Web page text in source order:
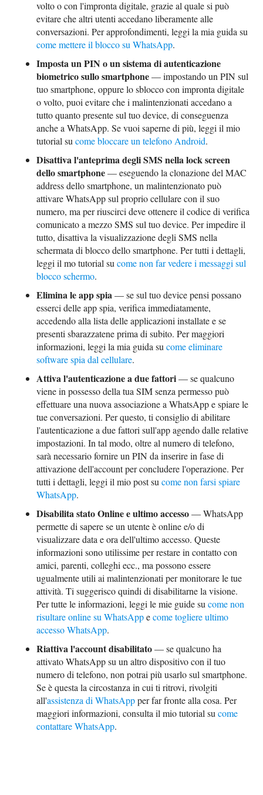
volto o con l'impronta digitale, grazie al quale si può
evitare che altri utenti accedano liberamente alle
conversazioni. Per approfondimenti, leggi la mia guida su
come mettere il blocco su WhatsApp.
Imposta un PIN o un sistema di autenticazione
biometrico sullo smartphone— impostando un PIN sul
tuo smartphone, oppure lo sblocco con impronta digitale
o volto, puoi evitare che i malintenzionati accedano a
tutto quanto presente sul tuo device, di conseguenza
anche a WhatsApp. Se vuoi saperne di più, leggi il mio
tutorial sucome bloccare un telefono Android.
Disattiva l'anteprima degli SMS nella lock screen
dello smartphone— eseguendo la clonazione del MAC
address dello smartphone, un malintenzionato può
attivare WhatsApp sul proprio cellulare con il suo
numero, ma per riuscirci deve ottenere il codice di verifica
comunicato a mezzo SMS sul tuo device. Per impedire il
tutto, disattiva la visualizzazione degli SMS nella
schermata di blocco dello smartphone. Per tutti i dettagli,
leggi il mo tutorial sucome non far vedere i messaggi sul
blocco schermo.
Elimina le app spia— se sul tuo device pensi possano
esserci delle app spia, verifica immediatamente,
accedendo alla lista delle applicazioni installate e se
presenti sbarazzatene prima di subito. Per maggiori
informazioni, leggi la mia guida sucome eliminare
software spia dal cellulare.
Attiva l'autenticazione a due fattori— se qualcuno
viene in possesso della tua SIM senza permesso può
effettuare una nuova associazione a WhatsApp e spiare le
tue conversazioni. Per questo, ti consiglio di abilitare
l'autenticazione a due fattori sull'app agendo dalle relative
impostazioni. In tal modo, oltre al numero di telefono,
sarà necessario fornire un PIN da inserire in fase di
attivazione dell'account per concludere l'operazione. Per
tutti i dettagli, leggi il mio post sucome non farsi spiare
WhatsApp.
Disabilita stato Online e ultimo accesso— WhatsApp
permette di sapere se un utente è online e/o di
visualizzare data e ora dell'ultimo accesso. Queste
informazioni sono utilissime per restare in contatto con
amici, parenti, colleghi ecc., ma possono essere
ugualmente utili ai malintenzionati per monitorare le tue
attività. Ti suggerisco quindi di disabilitarne la visione.
Per tutte le informazioni, leggi le mie guide sucome non
risultare online su WhatsAppecome togliere ultimo
accesso WhatsApp.
Riattiva l'account disabilitato— se qualcuno ha
attivato WhatsApp su un altro dispositivo con il tuo
numero di telefono, non potrai più usarlo sul smartphone.
Se è questa la circostanza in cui ti ritrovi, rivolgiti
all'assistenza di WhatsAppper far fronte alla cosa. Per
maggiori informazioni, consulta il mio tutorial sucome
contattare WhatsApp.